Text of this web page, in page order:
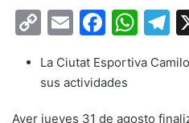
C
p
E
ai
F
c
W
at
T
e
La Ciutat Esportiva
sus actividades
Ayer jueves 31 de agosto